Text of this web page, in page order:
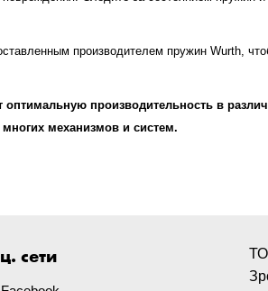
производителем пружин Wurth,
производительность в
механизмов и систем.
сети